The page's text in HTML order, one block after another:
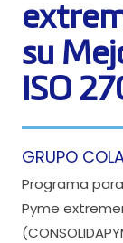
su
ISO
GRUPO
Programa
Pyme